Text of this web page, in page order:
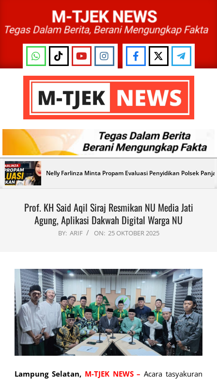
content
M-
TJEK
NEWS
Primary
Navigation
Menu
Nelly Farlinza Minta Propam Evaluasi Penyidikan Polsek
Prof. KH Said Aqil Siraj Resmikan NU Media Jati
Agung, Aplikasi Dakwah Digital Warga NU
BY: ARIF ON: 25 OKTOBER 2025
Lampung Selatan, M-TJEK NEWS – Acara tasyakuran